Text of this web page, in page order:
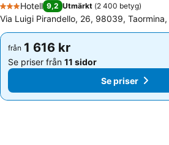
3 Stjärnor
Hotell 9,2 Utmärkt (2 400 betyg)
Via Luigi Pirandello, 26, 98039,
från 1 616 kr
Se priser från 11 sidor
Se priser
från 1 616 kr
Se priser från 11 sidor
Se priser